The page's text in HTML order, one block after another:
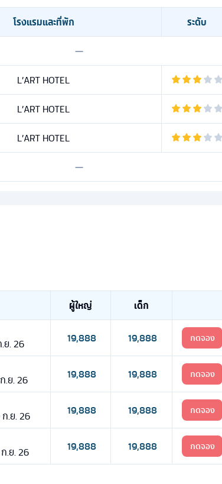
โรงแรมและที่พัก
ระดับ
—
L’ART HOTEL
L’ART HOTEL
L’ART HOTEL
—
ผู้ใหญ่ เด็ก
ย. 26 19,888 19,888 กดจอง
.ย. 26 19,888 19,888 กดจอง
.ย. 26 19,888 19,888 กดจอง
.ย. 26 19,888 19,888 กดจอง